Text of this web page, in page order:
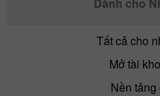
Tất cả cho
Mở tài
Nền